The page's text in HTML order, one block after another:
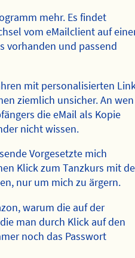
mehr. Es findet
vom eMailclient auf
vorhanden und passend
mit personalisierten
ziemlich unsicher. An wen
die eMail als Kopie
nicht wissen.
Vorgesetzte mich
Klick zum Tanzkurs mit
nur um mich zu ärgern.
warum die auf der
man durch Klick auf den
noch das Passwort